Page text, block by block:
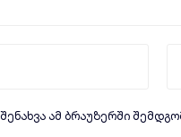
ამ ბრაუზერში